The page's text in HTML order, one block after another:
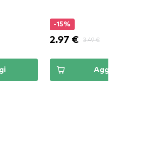
-5%
4.74 € 4.99 €
Aggiungi